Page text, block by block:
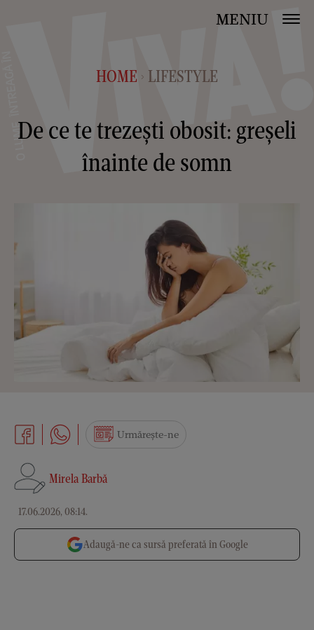
MENIU
HOME > LIFESTYLE
De ce te trezești obosit: greșeli
înainte de somn
Mirela Barbă
17.06.2026, 08:14.
Urmărește-ne
Adaugă-ne ca sursă preferată în Google